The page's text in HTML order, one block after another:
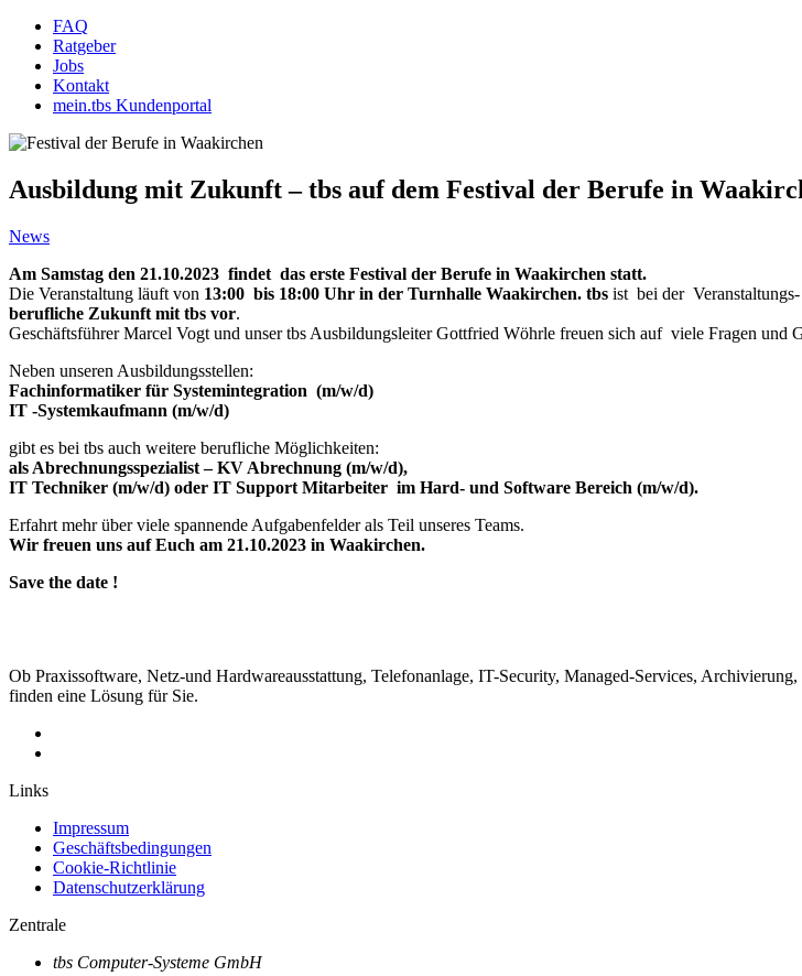
FAQ
Ratgeber
Jobs
Kontakt
mein.tbs Kundenportal
Ausbildung mit Zukunft – tbs auf dem Festival der Berufe in
News
Am Samstag den 21.10.2023 findet das erste Festival der Berufe in Waakirchen statt.
Die Veranstaltung läuft von 13:00 bis 18:00 Uhr in der Turnhalle Waakirchen. tbs ist bei der
berufliche Zukunft mit tbs vor.
Geschäftsführer Marcel Vogt und unser tbs Ausbildungsleiter Gottfried Wöhrle freuen sich auf viele Fragen und
Neben unseren Ausbildungsstellen:
Fachinformatiker für Systemintegration (m/w/d)
IT -Systemkaufmann (m/w/d)
gibt es bei tbs auch weitere berufliche Möglichkeiten:
als Abrechnungsspezialist – KV Abrechnung (m/w/d),
IT Techniker (m/w/d) oder IT Support Mitarbeiter im Hard- und Software Bereich (m/w/d).
Erfahrt mehr über viele spannende Aufgabenfelder als Teil unseres Teams.
Wir freuen uns auf Euch am 21.10.2023 in Waakirchen.
Save the date !
Ob Praxissoftware, Netz-und Hardwareausstattung, Telefonanlage, IT-Security, Managed-Services,
finden eine Lösung für Sie.
Links
Impressum
Geschäftsbedingungen
Cookie-Richtlinie
Datenschutzerklärung
Zentrale
tbs Computer-Systeme GmbH